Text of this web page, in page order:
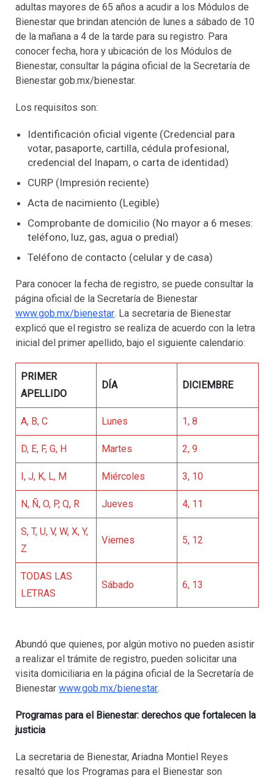
adultas mayores de 65 años a acudir a los Módulos de
Bienestar que brindan atención de lunes a sábado de 10
de la mañana a 4 de la tarde para su registro. Para
conocer fecha, hora y ubicación de los Módulos de
Bienestar, consultar la página oficial de la Secretaría de
Bienestar gob.mx/bienestar.
Los requisitos son:
Identificación oficial vigente (Credencial para
votar, pasaporte, cartilla, cédula profesional,
credencial del Inapam, o carta de identidad)
CURP (Impresión reciente)
Acta de nacimiento (Legible)
Comprobante de domicilio (No mayor a 6 meses:
teléfono, luz, gas, agua o predial)
Teléfono de contacto (celular y de casa)
Para conocer la fecha de registro, se puede consultar la
página oficial de la Secretaría de Bienestar
www.gob.mx/bienestar. La secretaria de Bienestar
explicó que el registro se realiza de acuerdo con la letra
inicial del primer apellido, bajo el siguiente calendario:
PRIMER
APELLIDO
DÍA DICIEMBRE
A, B, C Lunes 1, 8
D, E, F, G, H Martes 2, 9
I, J, K, L, M Miércoles 3, 10
N, Ñ, O, P, Q, R Jueves 4, 11
S, T, U, V, W, X, Y,
Z
Viernes 5, 12
TODAS LAS
LETRAS
Sábado 6, 13
Abundó que quienes, por algún motivo no pueden asistir
a realizar el trámite de registro, pueden solicitar una
visita domiciliaria en la página oficial de la Secretaría de
Bienestar www.gob.mx/bienestar.
Programas para el Bienestar: derechos que fortalecen la
justicia
La secretaria de Bienestar, Ariadna Montiel Reyes
resaltó que los Programas para el Bienestar son